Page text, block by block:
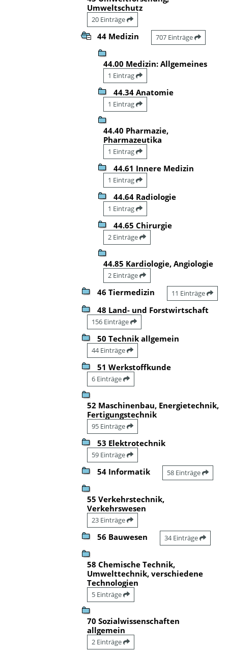
Umweltschutz
20 Einträge
44 Medizin 707 Einträge
44.00 Medizin: Allgemeines
1 Eintrag
44.34 Anatomie
1 Eintrag
44.40 Pharmazie,
Pharmazeutika
1 Eintrag
44.61 Innere Medizin
1 Eintrag
44.64 Radiologie
1 Eintrag
44.65 Chirurgie
2 Einträge
44.85 Kardiologie, Angiologie
2 Einträge
46 Tiermedizin 11 Einträge
48 Land- und Forstwirtschaft
156 Einträge
50 Technik allgemein
44 Einträge
51 Werkstoffkunde
6 Einträge
52 Maschinenbau, Energietechnik,
Fertigungstechnik
95 Einträge
53 Elektrotechnik
59 Einträge
54 Informatik 58 Einträge
55 Verkehrstechnik,
Verkehrswesen
23 Einträge
56 Bauwesen 34 Einträge
58 Chemische Technik,
Umwelttechnik, verschiedene
Technologien
5 Einträge
70 Sozialwissenschaften
allgemein
2 Einträge